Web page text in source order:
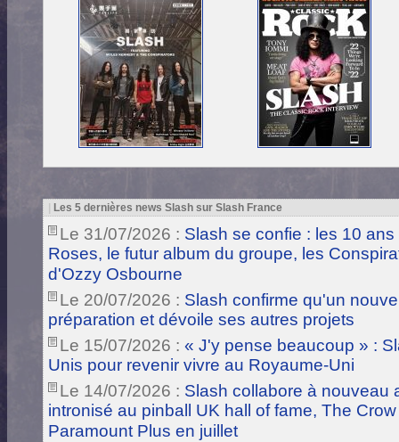
Les 5 dernières news Slash sur Slash France
Le 31/07/2026 : Slash se confie : les 10
Roses, le futur album du groupe, les
d'Ozzy Osbourne
Le 20/07/2026 : Slash confirme qu'un
préparation et dévoile ses autres projets
Le 15/07/2026 : « J'y pense beaucoup » :
Unis pour revenir vivre au Royaume-Uni
Le 14/07/2026 : Slash collabore à nouveau
intronisé au pinball UK hall of fame, The
Paramount Plus en juillet